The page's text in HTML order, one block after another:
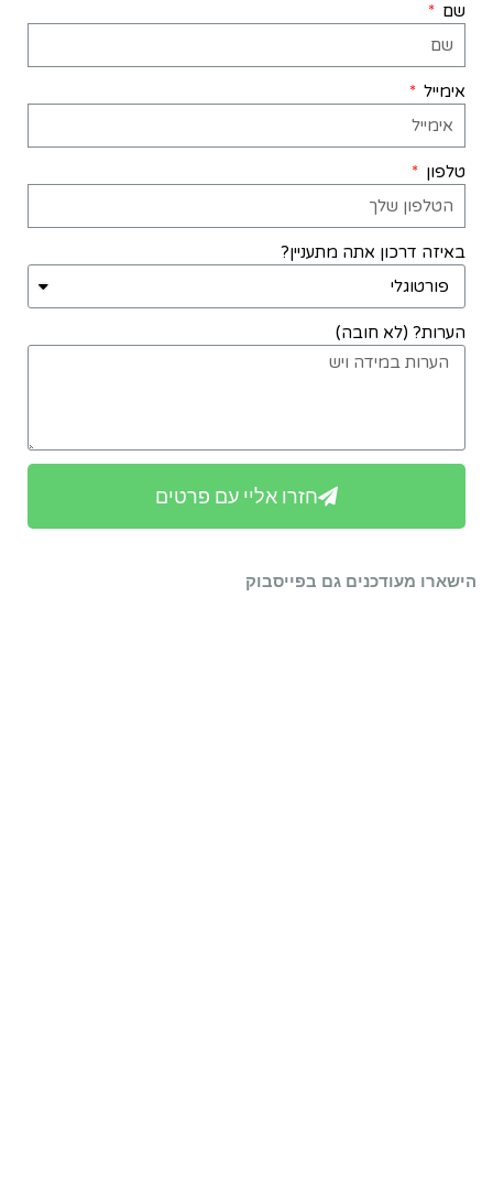
שם
אימייל
טלפון
באיזה דרכון אתה מתעניין?
הערות? (לא חובה)
חזרו אליי עם פרטים
הישארו מעודכנים גם בפייסבוק